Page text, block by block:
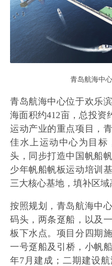
青岛航海中
青岛航海中心位于欢乐
海面积约412亩，总投资
运动产业的重点项目，
佳水上运动中心为目标
头，同步打造中国帆船
少年帆船帆板运动培训
三大核心基地，填补区域
按照规划，青岛航海中
码头，两条趸船，以及
板下水点。项目分四期
一号趸船及引桥，小帆
年7月建成；二期建设